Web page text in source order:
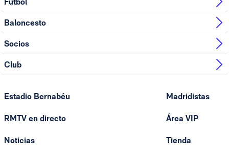
Baloncesto
Socios
Club
Estadio Bernabéu
RMTV en directo
Noticias
Madridistas
Área VIP
Tienda